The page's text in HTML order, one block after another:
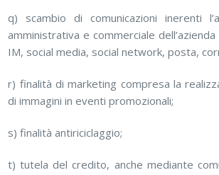
q) scambio di comunicazioni inerenti
amministrativa e commerciale
IM, social media, social network, posta,
r) finalità di marketing compresa la
di immagini in eventi promozionali;
s) finalità antiriciclaggio;
t) tutela del credito, anche mediante